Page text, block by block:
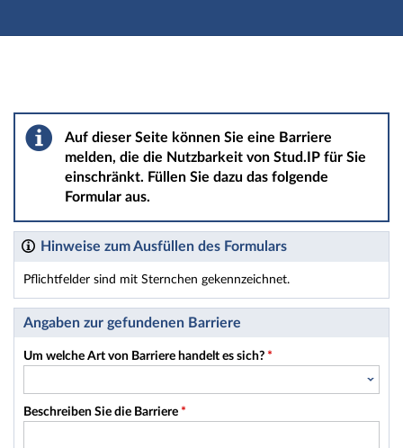
Hauptnavigation
Barriere melden
Auf dieser Seite können Sie eine Barriere
melden, die die Nutzbarkeit von Stud.IP für Sie
einschränkt. Füllen Sie dazu das folgende
Formular aus.
Hinweise zum Ausfüllen des Formulars
Pflichtfelder sind mit Sternchen gekennzeichnet.
Dieses Formular enthält Pflichtfelder.
Angaben zur gefundenen Barriere
Um welche Art von Barriere handelt es sich? *
Beschreiben Sie die Barriere *